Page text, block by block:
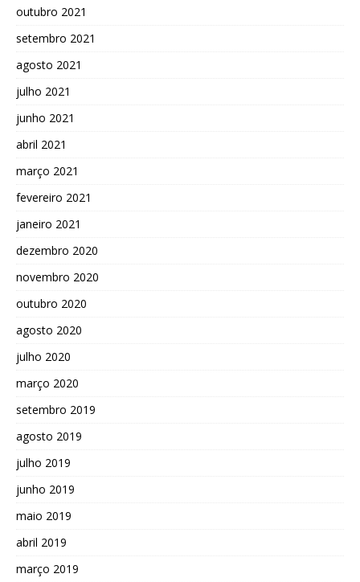
outubro 2021
setembro 2021
agosto 2021
julho 2021
junho 2021
abril 2021
março 2021
fevereiro 2021
janeiro 2021
dezembro 2020
novembro 2020
outubro 2020
agosto 2020
julho 2020
março 2020
setembro 2019
agosto 2019
julho 2019
junho 2019
maio 2019
abril 2019
março 2019